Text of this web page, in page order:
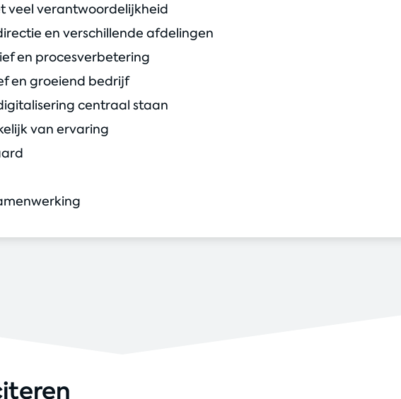
veel verantwoordelijkheid
en verschillende afdelingen
en procesverbetering
en groeiend bedrijf
centraal staan
van ervaring